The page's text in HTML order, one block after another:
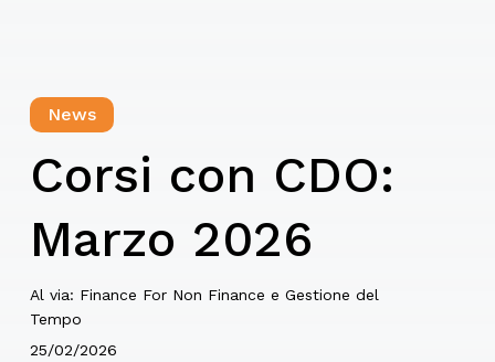
News
Corsi con CDO:
Marzo 2026
Al via: Finance For Non Finance e Gestione del
Tempo
25/02/2026